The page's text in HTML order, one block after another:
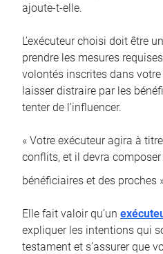
ajoute-t-elle.
L’exécuteur choisi doit être
prendre les mesures
volontés inscrites dans
laisser distraire par les
tenter de l’influencer.
« Votre exécuteur agira à
conflits, et il devra
bénéficiaires et des proches
Elle fait valoir qu’un
expliquer les intentions qui
testament et s’assurer que